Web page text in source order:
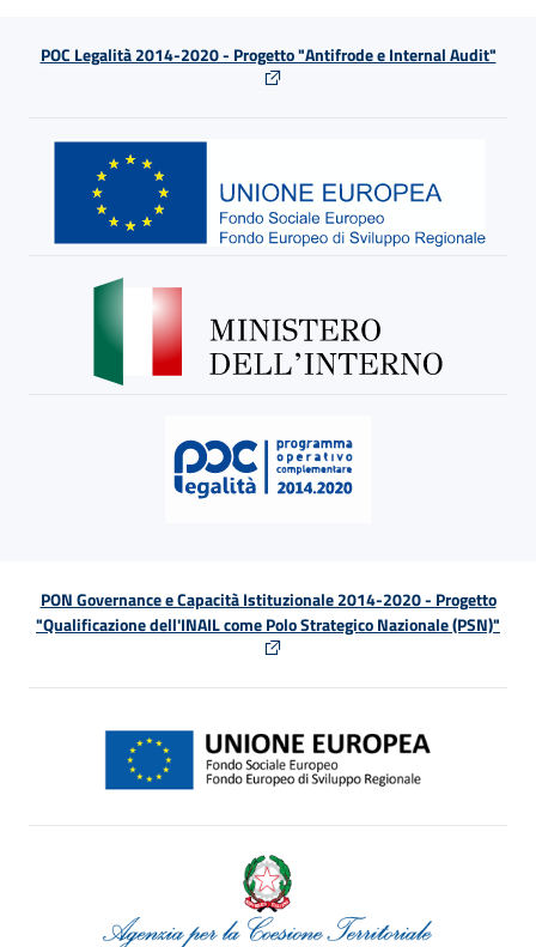
POC Legalità 2014-2020 - Progetto "Antifrode e Internal Audit"
PON Governance e Capacità Istituzionale 2014-2020 - Progetto
"Qualificazione dell'INAIL come Polo Strategico Nazionale (PSN)"